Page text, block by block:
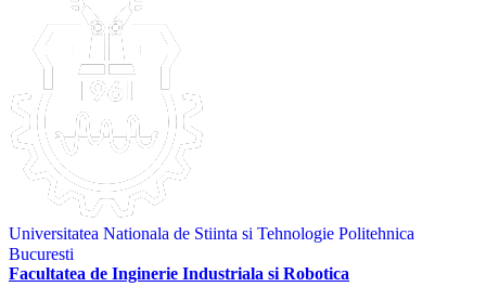
Universitatea Nationala de Stiinta si Tehnologie Politehnica
Bucuresti
Facultatea de Inginerie Industriala si Robotica